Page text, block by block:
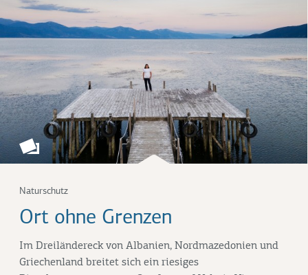
Naturschutz
Ort ohne Grenzen
Im Dreiländereck von Albanien, Nordmazedonien und
Griechenland breitet sich ein riesiges